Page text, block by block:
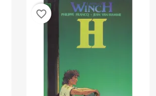
favorite_border